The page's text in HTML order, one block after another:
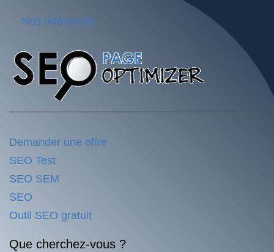
Nos références
Demander une offre
SEO Test
SEO SEM
SEO
Outil SEO gratuit
Que cherchez-vous ?